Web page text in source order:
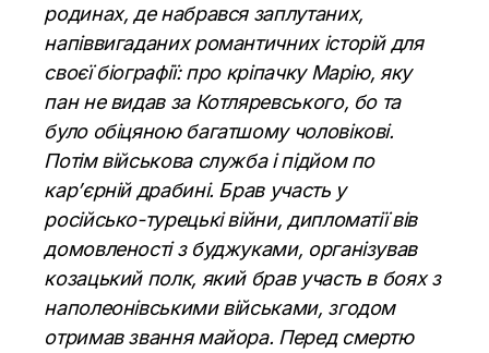
родинах, де набрався заплутаних,
напіввигаданих романтичних історій для
своєї біографії: про кріпачку Марію, яку
пан не видав за Котляревського, бо та
було обіцяною багатшому чоловікові.
Потім військова служба і підйом по
кар’єрній драбині. Брав участь у
російсько-турецькі війни, дипломатії вів
домовленості з буджуками, організував
козацький полк, який брав участь в боях з
наполеонівськими військами, згодом
отримав звання майора. Перед смертю